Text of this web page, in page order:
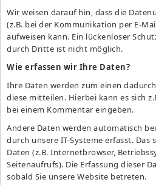
Wir weisen darauf hin, dass die
(z.B. bei der Kommunikation per E-
aufweisen kann. Ein lückenloser
durch Dritte ist nicht möglich.
Wie erfassen wir Ihre Daten?
Ihre Daten werden zum einen
diese mitteilen. Hierbei kann es sich
bei einem Kommentar eingeben.
Andere Daten werden automatisch
durch unsere IT-Systeme erfasst. Das
Daten (z.B. Internetbrowser,
Seitenaufrufs). Die Erfassung dieser
sobald Sie unsere Website betreten.